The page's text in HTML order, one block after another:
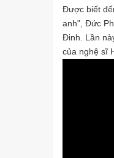
Được biết
anh", Đức
Đinh. Lần
của nghệ sĩ